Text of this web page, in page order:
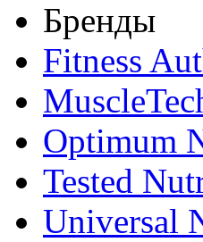
Бренды
Fitness
Optimum
Tested
Universal